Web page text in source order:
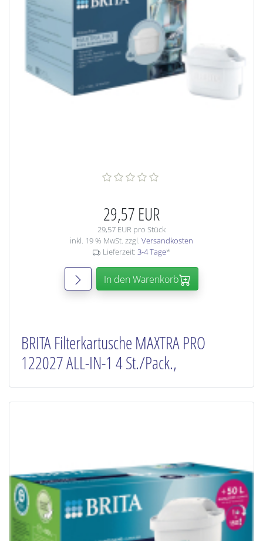
29,57 EUR
29,57 EUR pro Stück
inkl. 19 % MwSt. zzgl. Versandkosten
Lieferzeit: 3-4 Tage*
In den Warenkorb
BRITA Filterkartusche MAXTRA PRO
122027 ALL-IN-1 4 St./Pack.,